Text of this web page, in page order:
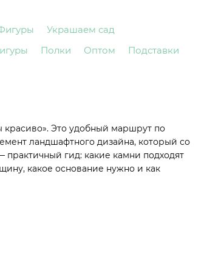
Украшаем сад
Полки Оптом
Подставки
красиво». Это удобный маршрут по
ландшафтного дизайна, который со
гид: какие камни подходят
какое основание нужно и как